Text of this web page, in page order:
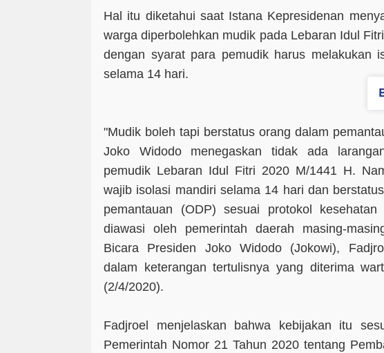
Hal itu diketahui saat Istana Kepresidenan
warga diperbolehkan mudik pada Lebaran Idul
dengan syarat para pemudik harus melakukan
selama 14 hari.
"Mudik boleh tapi berstatus orang dalam
Joko Widodo menegaskan tidak ada
pemudik Lebaran Idul Fitri 2020 M/1441 H.
wajib isolasi mandiri selama 14 hari dan
pemantauan (ODP) sesuai protokol kesehatan
diawasi oleh pemerintah daerah masing-
Bicara Presiden Joko Widodo (Jokowi),
dalam keterangan tertulisnya yang diterima
(2/4/2020).
Fadjroel menjelaskan bahwa kebijakan itu
Pemerintah Nomor 21 Tahun 2020 tentang